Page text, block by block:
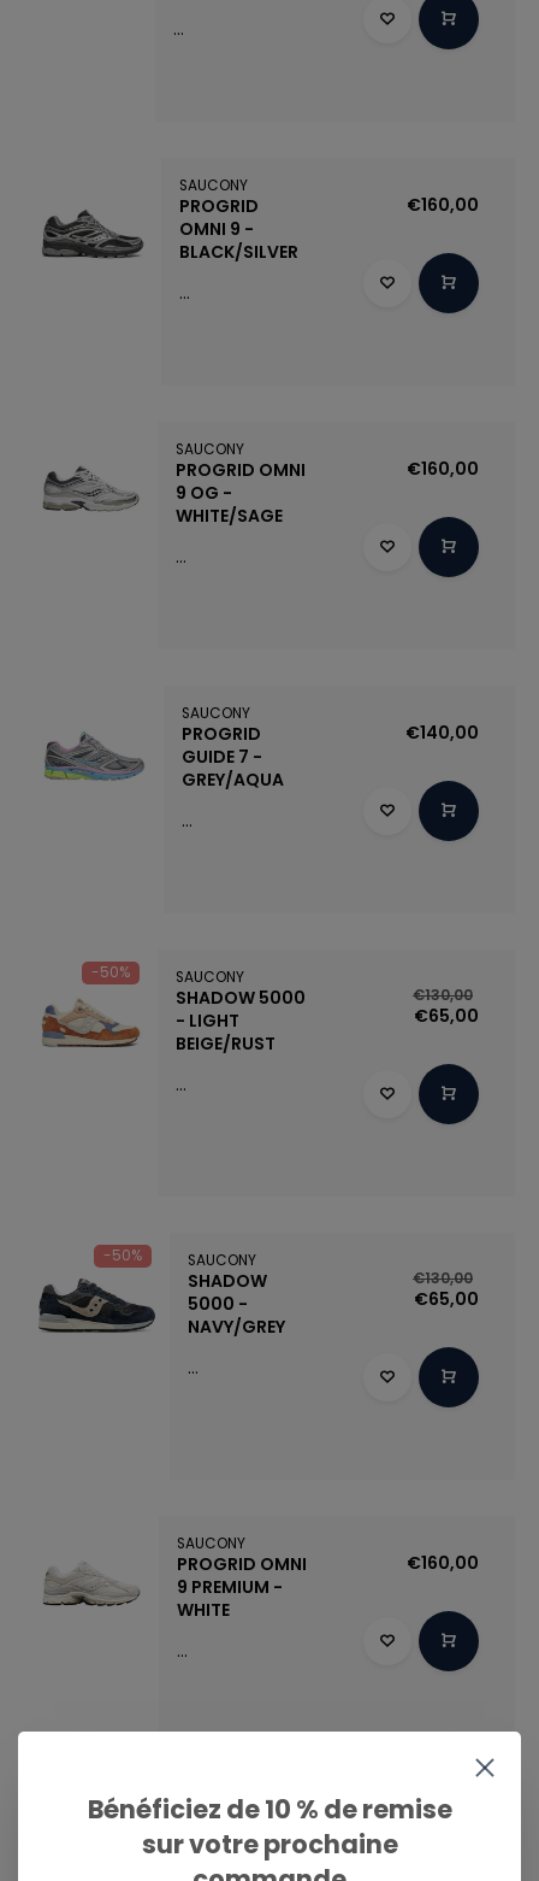
...
SAUCONY
PROGRID
OMNI 9 -
BLACK/SILVER
...
€160,00
SAUCONY
PROGRID OMNI
9 OG -
WHITE/SAGE
...
€160,00
SAUCONY
PROGRID
GUIDE 7 -
GREY/AQUA
...
€140,00
-50% SAUCONY
SHADOW 5000
- LIGHT
BEIGE/RUST
...
€130,00
€65,00
-50% SAUCONY
SHADOW
5000 -
NAVY/GREY
...
€130,00
€65,00
SAUCONY
PROGRID OMNI
9 PREMIUM -
WHITE
...
€160,00
SAUCONY
PREMIUM -
GREY/MULTI
Bénéficiez de 10 % de remise
sur votre prochaine